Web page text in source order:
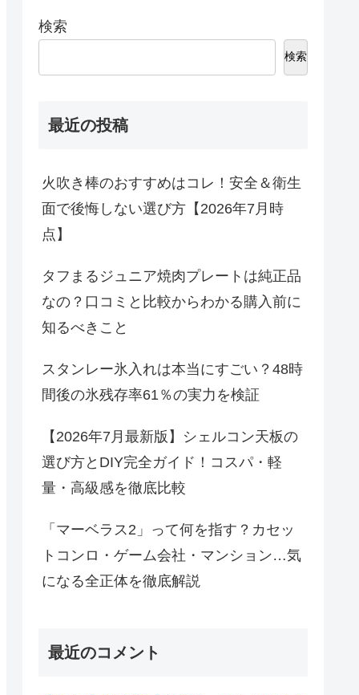
検索
検索
最近の投稿
火吹き棒のおすすめはコレ！安全＆衛生
面で後悔しない選び方【2026年7月時
点】
タフまるジュニア焼肉プレートは純正品
なの？口コミと比較からわかる購入前に
知るべきこと
スタンレー氷入れは本当にすごい？48時
間後の氷残存率61％の実力を検証
【2026年7月最新版】シェルコン天板の
選び方とDIY完全ガイド！コスパ・軽
量・高級感を徹底比較
「マーベラス2」って何を指す？カセッ
トコンロ・ゲーム会社・マンション…気
になる全正体を徹底解説
最近のコメント